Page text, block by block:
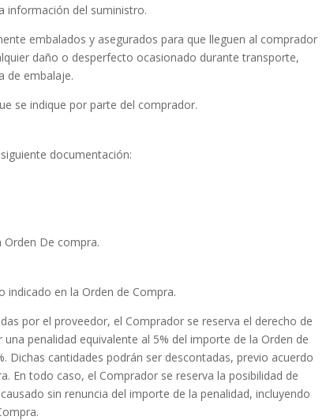
información del suministro.
embalados y asegurados para que lleguen al comprador
daño o desperfecto ocasionado durante transporte,
de embalaje.
se indique por parte del comprador.
documentación:
De compra.
indicado en la Orden de Compra.
por el proveedor, el Comprador se reserva el derecho de
penalidad equivalente al 5% del importe de la Orden de
Dichas cantidades podrán ser descontadas, previo acuerdo
En todo caso, el Comprador se reserva la posibilidad de
sin renuncia del importe de la penalidad, incluyendo